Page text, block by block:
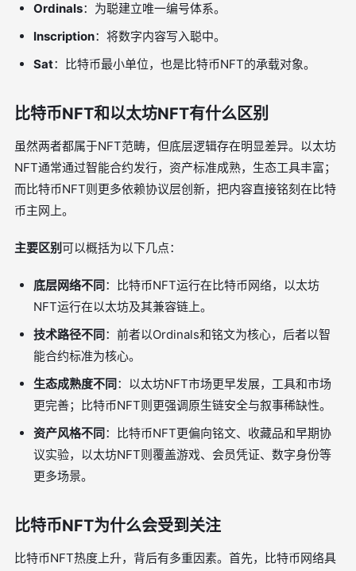
Ordinals：为聪建立唯一编号体系。
Inscription：将数字内容写入聪中。
Sat：比特币最小单位，也是比特币NFT的承载对象。
比特币NFT和以太坊NFT有什么区别
虽然两者都属于NFT范畴，但底层逻辑存在明显差异。以太坊
NFT通常通过智能合约发行，资产标准成熟，生态工具丰富；
而比特币NFT则更多依赖协议层创新，把内容直接铭刻在比特
币主网上。
主要区别 可以概括为以下几点：
底层网络不同：比特币NFT运行在比特币网络，以太坊
NFT运行在以太坊及其兼容链上。
技术路径不同：前者以Ordinals和铭文为核心，后者以智
能合约标准为核心。
生态成熟度不同：以太坊NFT市场更早发展，工具和市场
更完善；比特币NFT则更强调原生链安全与叙事稀缺性。
资产风格不同：比特币NFT更偏向铭文、收藏品和早期协
议实验，以太坊NFT则覆盖游戏、会员凭证、数字身份等
更多场景。
比特币NFT为什么会受到关注
比特币NFT热度上升，背后有多重因素。首先，比特币网络具